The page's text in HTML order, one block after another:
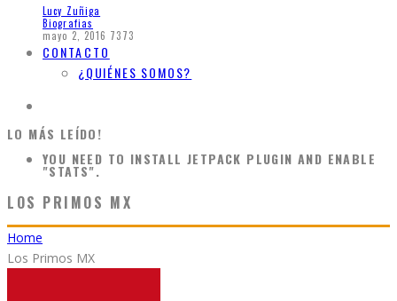
Lucy Zuñiga
Biografias
mayo 2, 2016 7373
CONTACTO
¿QUIÉNES SOMOS?
LO MÁS LEÍDO!
YOU NEED TO INSTALL JETPACK PLUGIN AND ENABLE
"STATS".
LOS PRIMOS MX
Home
Los Primos MX